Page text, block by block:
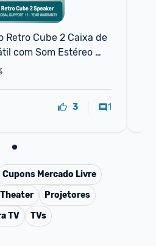
Retro Cube 2 Caixa de
com Som Estéreo
Sem Fio Bluet
3 1
Cupons Mercado Livre
Theater
Projetores
TV TVs